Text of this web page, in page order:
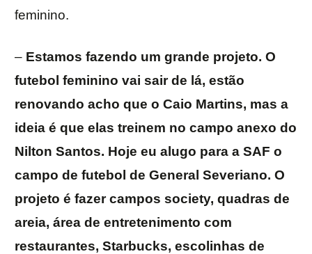
feminino.
– Estamos fazendo um grande projeto. O
futebol feminino vai sair de lá, estão
renovando acho que o Caio Martins, mas a
ideia é que elas treinem no campo anexo do
Nilton Santos. Hoje eu alugo para a SAF o
campo de futebol de General Severiano. O
projeto é fazer campos society, quadras de
areia, área de entretenimento com
restaurantes, Starbucks, escolinhas de